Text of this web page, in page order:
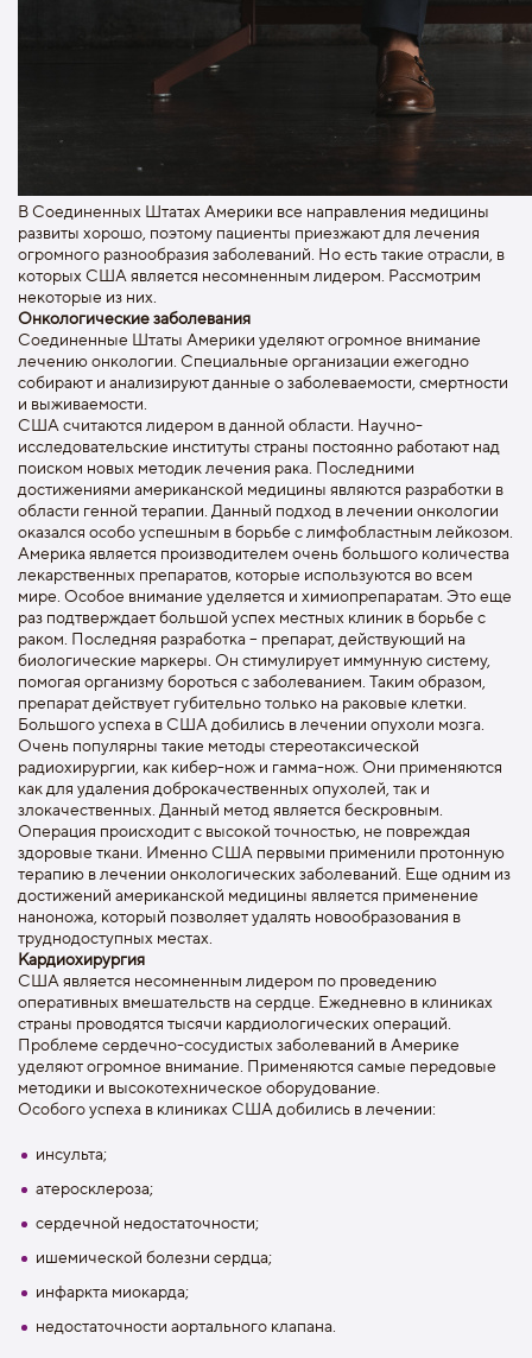
В Соединенных Штатах Америки все направления медицины
развиты хорошо, поэтому пациенты приезжают для лечения
огромного разнообразия заболеваний. Но есть такие отрасли, в
которых США является несомненным лидером. Рассмотрим
некоторые из них.
Онкологические заболевания
Соединенные Штаты Америки уделяют огромное внимание
лечению онкологии. Специальные организации ежегодно
собирают и анализируют данные о заболеваемости, смертности
и выживаемости.
США считаются лидером в данной области. Научно-
исследовательские институты страны постоянно работают над
поиском новых методик лечения рака. Последними
достижениями американской медицины являются разработки в
области генной терапии. Данный подход в лечении онкологии
оказался особо успешным в борьбе с лимфобластным лейкозом.
Америка является производителем очень большого количества
лекарственных препаратов, которые используются во всем
мире. Особое внимание уделяется и химиопрепаратам. Это еще
раз подтверждает большой успех местных клиник в борьбе с
раком. Последняя разработка – препарат, действующий на
биологические маркеры. Он стимулирует иммунную систему,
помогая организму бороться с заболеванием. Таким образом,
препарат действует губительно только на раковые клетки.
Большого успеха в США добились в лечении опухоли мозга.
Очень популярны такие методы стереотаксической
радиохирургии, как кибер-нож и гамма-нож. Они применяются
как для удаления доброкачественных опухолей, так и
злокачественных. Данный метод является бескровным.
Операция происходит с высокой точностью, не повреждая
здоровые ткани. Именно США первыми применили протонную
терапию в лечении онкологических заболеваний. Еще одним из
достижений американской медицины является применение
наноножа, который позволяет удалять новообразования в
труднодоступных местах.
Кардиохирургия
США является несомненным лидером по проведению
оперативных вмешательств на сердце. Ежедневно в клиниках
страны проводятся тысячи кардиологических операций.
Проблеме сердечно-сосудистых заболеваний в Америке
уделяют огромное внимание. Применяются самые передовые
методики и высокотехническое оборудование.
Особого успеха в клиниках США добились в лечении:
инсульта;
атеросклероза;
сердечной недостаточности;
ишемической болезни сердца;
инфаркта миокарда;
недостаточности аортального клапана.